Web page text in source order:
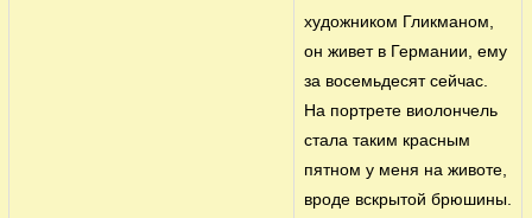
художником Гликманом,
он живет в Германии, ему
за восемьдесят сейчас.
На портрете виолончель
стала таким красным
пятном у меня на животе,
вроде вскрытой брюшины.